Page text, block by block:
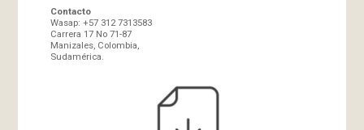
Contacto
Wasap: +57 312 7313583
Carrera 17 No 71-87
Manizales, Colombia,
Sudamérica.